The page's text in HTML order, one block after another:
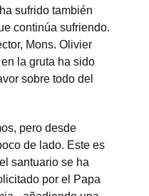
sufrido también
continúa sufriendo.
Mons. Olivier
la gruta ha sido
sobre todo del
pero desde
de lado. Este es
santuario se ha
por el Papa